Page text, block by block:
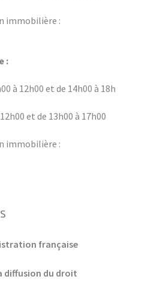
immobilière :
:
à 12h00 et de 14h00 à 18h
et de 13h00 à 17h00
immobilière :
française
diffusion du droit